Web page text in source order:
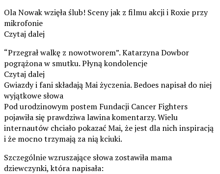
Ola Nowak wzięła ślub! Sceny jak z filmu akcji i Roxie przy
mikrofonie
Czytaj dalej
“Przegrał walkę z nowotworem”. Katarzyna Dowbor
pogrążona w smutku. Płyną kondolencje
Czytaj dalej
Gwiazdy i fani składają Mai życzenia. Bedoes napisał do niej
wyjątkowe słowa
Pod urodzinowym postem Fundacji Cancer Fighters
pojawiła się prawdziwa lawina komentarzy. Wielu
internautów chciało pokazać Mai, że jest dla nich inspiracją
i że mocno trzymają za nią kciuki.
Szczególnie wzruszające słowa zostawiła mama
dziewczynki, która napisała: